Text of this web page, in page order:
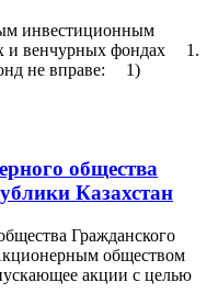
инвестиционным
и венчурных фондах 1.
не вправе: 1)
общества
Казахстан
Гражданского
обществом
акции с целью